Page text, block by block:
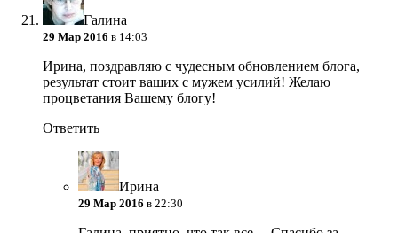
Галина
29 Мар 2016 в 14:03
Ирина, поздравляю с чудесным обновлением блога,
результат стоит ваших с мужем усилий! Желаю
процветания Вашему блогу!
Ответить
Ирина
29 Мар 2016 в 22:30